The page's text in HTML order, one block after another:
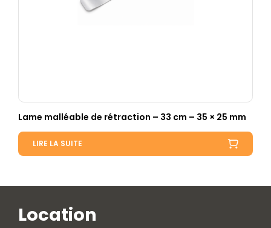
Lame malléable de rétraction – 33 cm – 35 × 25 mm
LIRE LA SUITE
Location